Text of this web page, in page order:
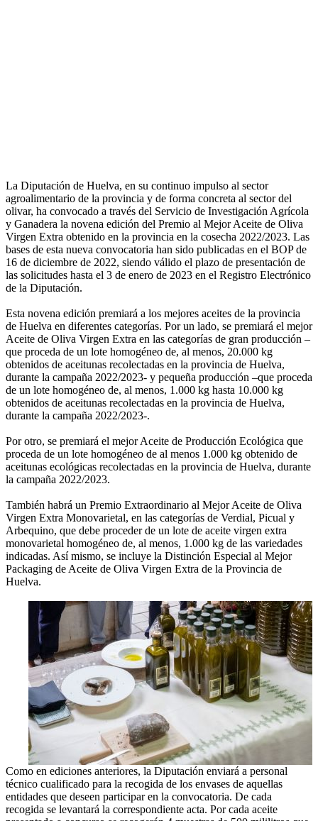
La Diputación de Huelva, en su continuo impulso al sector
agroalimentario de la provincia y de forma concreta al sector del
olivar, ha convocado a través del Servicio de Investigación Agrícola
y Ganadera la novena edición del Premio al Mejor Aceite de Oliva
Virgen Extra obtenido en la provincia en la cosecha 2022/2023. Las
bases de esta nueva convocatoria han sido publicadas en el BOP de
16 de diciembre de 2022, siendo válido el plazo de presentación de
las solicitudes hasta el 3 de enero de 2023 en el Registro Electrónico
de la Diputación.
Esta novena edición premiará a los mejores aceites de la provincia
de Huelva en diferentes categorías. Por un lado, se premiará el mejor
Aceite de Oliva Virgen Extra en las categorías de gran producción –
que proceda de un lote homogéneo de, al menos, 20.000 kg
obtenidos de aceitunas recolectadas en la provincia de Huelva,
durante la campaña 2022/2023- y pequeña producción –que proceda
de un lote homogéneo de, al menos, 1.000 kg hasta 10.000 kg
obtenidos de aceitunas recolectadas en la provincia de Huelva,
durante la campaña 2022/2023-.
Por otro, se premiará el mejor Aceite de Producción Ecológica que
proceda de un lote homogéneo de al menos 1.000 kg obtenido de
aceitunas ecológicas recolectadas en la provincia de Huelva, durante
la campaña 2022/2023.
También habrá un Premio Extraordinario al Mejor Aceite de Oliva
Virgen Extra Monovarietal, en las categorías de Verdial, Picual y
Arbequino, que debe proceder de un lote de aceite virgen extra
monovarietal homogéneo de, al menos, 1.000 kg de las variedades
indicadas. Así mismo, se incluye la Distinción Especial al Mejor
Packaging de Aceite de Oliva Virgen Extra de la Provincia de
Huelva.
Como en ediciones anteriores, la Diputación enviará a personal
técnico cualificado para la recogida de los envases de aquellas
entidades que deseen participar en la convocatoria. De cada
recogida se levantará la correspondiente acta. Por cada aceite